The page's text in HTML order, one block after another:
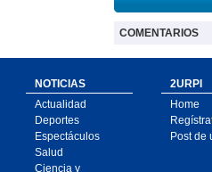
COMENTARIOS
NOTICIAS
Actualidad
Deportes
Espectáculos
Salud
Ciencia y
2URPI
Home
Post de